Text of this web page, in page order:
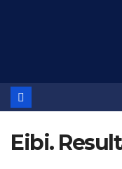
Eibi.